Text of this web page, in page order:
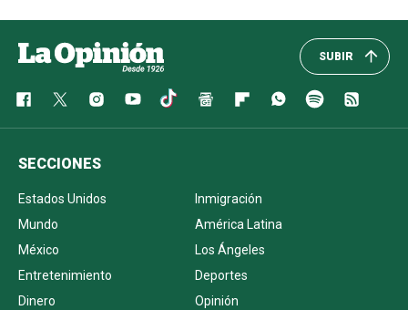
SUBIR
SECCIONES
Estados Unidos
Inmigración
Mundo
América Latina
México
Los Ángeles
Entretenimiento
Deportes
Dinero
Opinión